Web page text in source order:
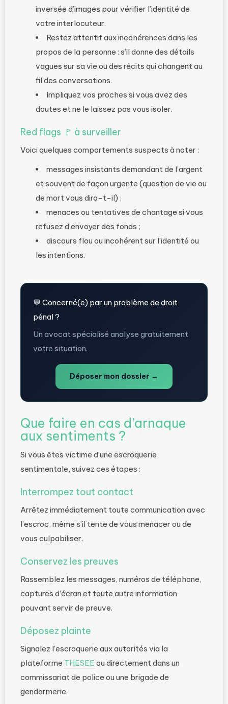
inversée d’images pour vérifier l’identité de
votre interlocuteur.
Restez attentif aux incohérences dans les
propos de la personne : s’il donne des détails
vagues sur sa vie ou des récits qui changent au
fil des conversations.
Impliquez vos proches si vous avez des
doutes et ne le laissez pas vous isoler.
Red flags 🚩 à surveiller
Voici quelques comportements suspects à noter :
messages insistants demandant de l’argent
et souvent de façon urgente (question de vie ou
de mort vous dira-t-il) ;
menaces ou tentatives de chantage si vous
refusez d’envoyer des fonds ;
discours flou ou incohérent sur l’identité ou
les intentions.
💬 Concerné(e) par un problème de droit
pénal ?
Un avocat spécialisé analyse gratuitement
votre situation.
Déposer mon dossier →
Que faire en cas d’arnaque
aux sentiments ?
Si vous êtes victime d’une escroquerie
sentimentale, suivez ces étapes :
Interrompez tout contact
Arrêtez immédiatement toute communication avec
l’escroc, même s’il tente de vous menacer ou de
vous culpabiliser.
Conservez les preuves
Rassemblez les messages, numéros de téléphone,
captures d’écran et toute autre information
pouvant servir de preuve.
Déposez plainte
Signalez l’escroquerie aux autorités via la
plateforme THESEE ou directement dans un
commissariat de police ou une brigade de
gendarmerie.